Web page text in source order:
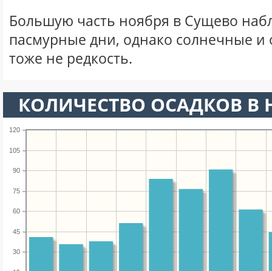
Большую часть ноября в Сущево
пасмурные дни, однако солнечные
тоже не редкость.
КОЛИЧЕСТВО ОСАДКОВ В
30
45
60
75
90
105
120